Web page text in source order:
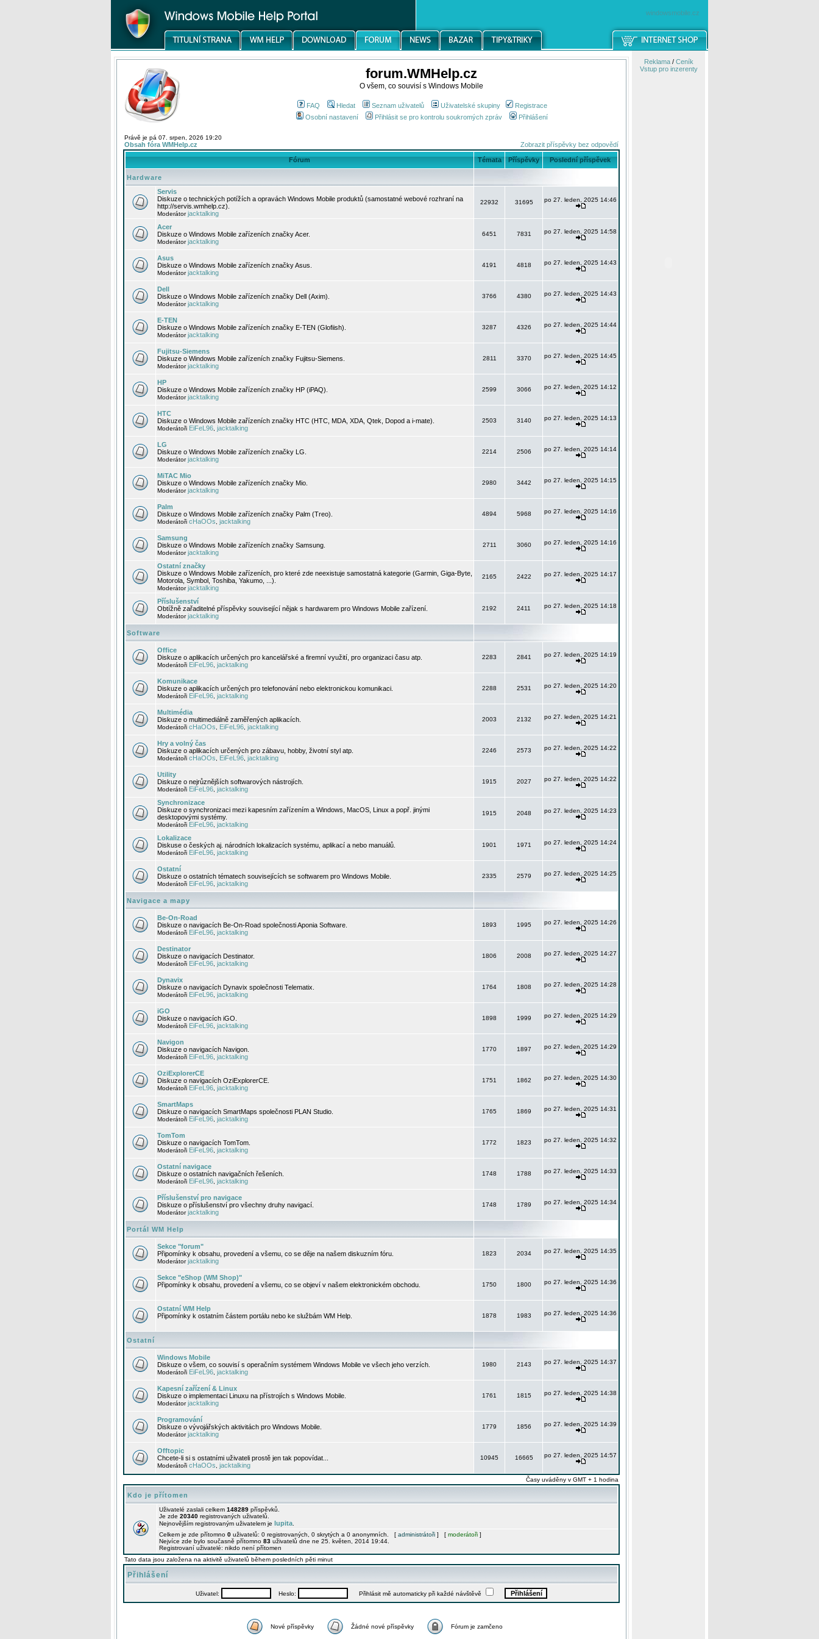
windowsmobile.cz
forum.WMHelp.cz
O všem, co souvisí s Windows Mobile
FAQ Hledat Seznam uživatelů Uživatelské skupiny
Registrace
Osobní nastavení
Přihlásit se pro kontrolu soukromých zpráv Přihlášení
Právě je pá 07. srpen, 2026 19:20
Obsah fóra WMHelp.cz Zobrazit příspěvky bez odpovědí
Fórum Témata Příspěvky Poslední příspěvek
Hardware
Servis
Diskuze o technických potížích a opravách Windows Mobile produktů (samostatné webové rozhraní na
http://servis.wmhelp.cz).
Moderátorjacktalking
22932 31695 po 27. leden, 2025 14:46
Acer
Diskuze o Windows Mobile zařízeních značky Acer.
Moderátorjacktalking
6451 7831 po 27. leden, 2025 14:58
Asus
Diskuze o Windows Mobile zařízeních značky Asus.
Moderátorjacktalking
4191 4818 po 27. leden, 2025 14:43
Dell
Diskuze o Windows Mobile zařízeních značky Dell (Axim).
Moderátorjacktalking
3766 4380 po 27. leden, 2025 14:43
E-TEN
Diskuze o Windows Mobile zařízeních značky E-TEN (Glofiish).
Moderátorjacktalking
3287 4326 po 27. leden, 2025 14:44
Fujitsu-Siemens
Diskuze o Windows Mobile zařízeních značky Fujitsu-Siemens.
Moderátorjacktalking
2811 3370 po 27. leden, 2025 14:45
HP
Diskuze o Windows Mobile zařízeních značky HP (iPAQ).
Moderátorjacktalking
2599 3066 po 27. leden, 2025 14:12
HTC
Diskuze o Windows Mobile zařízeních značky HTC (HTC, MDA, XDA, Qtek, Dopod a i-mate).
Moderátoři EiFeL96 jacktalking
2503 3140 po 27. leden, 2025 14:13
LG
Diskuze o Windows Mobile zařízeních značky LG.
Moderátorjacktalking
2214 2506 po 27. leden, 2025 14:14
MiTAC Mio
Diskuze o Windows Mobile zařízeních značky Mio.
Moderátorjacktalking
2980 3442 po 27. leden, 2025 14:15
Palm
Diskuze o Windows Mobile zařízeních značky Palm (Treo).
Moderátoři cHaOOs jacktalking
4894 5968 po 27. leden, 2025 14:16
Samsung
Diskuze o Windows Mobile zařízeních značky Samsung.
Moderátorjacktalking
2711 3060 po 27. leden, 2025 14:16
Ostatní značky
Diskuze o Windows Mobile zařízeních, pro které zde neexistuje samostatná kategorie (Garmin, Giga-Byte,
Motorola, Symbol, Toshiba, Yakumo, ...).
Moderátorjacktalking
2165 2422 po 27. leden, 2025 14:17
Příslušenství
Obtížně zařaditelné příspěvky související nějak s hardwarem pro Windows Mobile zařízení.
Moderátorjacktalking
2192 2411 po 27. leden, 2025 14:18
Software
Office
Diskuze o aplikacích určených pro kancelářské a firemní využití, pro organizaci času atp.
Moderátoři EiFeL96 jacktalking
2283 2841 po 27. leden, 2025 14:19
Komunikace
Diskuze o aplikacích určených pro telefonování nebo elektronickou komunikaci.
Moderátoři EiFeL96 jacktalking
2288 2531 po 27. leden, 2025 14:20
Multimédia
Diskuze o multimediálně zaměřených aplikacích.
Moderátoři cHaOOs EiFeL96 jacktalking
2003 2132 po 27. leden, 2025 14:21
Hry a volný čas
Diskuze o aplikacích určených pro zábavu, hobby, životní styl atp.
Moderátoři cHaOOs EiFeL96 jacktalking
2246 2573 po 27. leden, 2025 14:22
Utility
Diskuze o nejrůznějších softwarových nástrojích.
Moderátoři EiFeL96 jacktalking
1915 2027 po 27. leden, 2025 14:22
Synchronizace
Diskuze o synchronizaci mezi kapesním zařízením a Windows, MacOS, Linux a popř. jinými
desktopovými systémy.
Moderátoři EiFeL96 jacktalking
1915 2048 po 27. leden, 2025 14:23
Lokalizace
Diskuse o českých aj. národních lokalizacích systému, aplikací a nebo manuálů.
Moderátoři EiFeL96 jacktalking
1901 1971 po 27. leden, 2025 14:24
Ostatní
Diskuze o ostatních tématech souvisejících se softwarem pro Windows Mobile.
Moderátoři EiFeL96 jacktalking
2335 2579 po 27. leden, 2025 14:25
Navigace a mapy
Be-On-Road
Diskuze o navigacích Be-On-Road společnosti Aponia Software.
Moderátoři EiFeL96 jacktalking
1893 1995 po 27. leden, 2025 14:26
Destinator
Diskuze o navigacích Destinator.
Moderátoři EiFeL96 jacktalking
1806 2008 po 27. leden, 2025 14:27
Dynavix
Diskuze o navigacích Dynavix společnosti Telematix.
Moderátoři EiFeL96 jacktalking
1764 1808 po 27. leden, 2025 14:28
iGO
Diskuze o navigacích iGO.
Moderátoři EiFeL96 jacktalking
1898 1999 po 27. leden, 2025 14:29
Navigon
Diskuze o navigacích Navigon.
Moderátoři EiFeL96 jacktalking
1770 1897 po 27. leden, 2025 14:29
OziExplorerCE
Diskuze o navigacích OziExplorerCE.
Moderátoři EiFeL96 jacktalking
1751 1862 po 27. leden, 2025 14:30
SmartMaps
Diskuze o navigacích SmartMaps společnosti PLAN Studio.
Moderátoři EiFeL96 jacktalking
1765 1869 po 27. leden, 2025 14:31
TomTom
Diskuze o navigacích TomTom.
Moderátoři EiFeL96 jacktalking
1772 1823 po 27. leden, 2025 14:32
Ostatní navigace
Diskuze o ostatních navigačních řešeních.
Moderátoři EiFeL96 jacktalking
1748 1788 po 27. leden, 2025 14:33
Příslušenství pro navigace
Diskuze o příslušenství pro všechny druhy navigací.
Moderátorjacktalking
1748 1789 po 27. leden, 2025 14:34
Portál WM Help
Sekce "forum"
Připomínky k obsahu, provedení a všemu, co se děje na našem diskuzním fóru.
Moderátorjacktalking
1823 2034 po 27. leden, 2025 14:35
Sekce "eShop (WM Shop)"
Připomínky k obsahu, provedení a všemu, co se objeví v našem elektronickém obchodu.
1750 1800 po 27. leden, 2025 14:36
Ostatní WM Help
Připomínky k ostatním částem portálu nebo ke službám WM Help.
1878 1983 po 27. leden, 2025 14:36
Ostatní
Windows Mobile
Diskuze o všem, co souvisí s operačním systémem Windows Mobile ve všech jeho verzích.
Moderátoři EiFeL96 jacktalking
1980 2143 po 27. leden, 2025 14:37
Kapesní zařízení & Linux
Diskuze o implementaci Linuxu na přístrojích s Windows Mobile.
Moderátorjacktalking
1761 1815 po 27. leden, 2025 14:38
Programování
Diskuze o vývojářských aktivitách pro Windows Mobile.
Moderátorjacktalking
1779 1856 po 27. leden, 2025 14:39
Offtopic
Chcete-li si s ostatními uživateli prostě jen tak popovídat...
Moderátoři cHaOOs jacktalking
10945 16665 po 27. leden, 2025 14:57
Časy uváděny v GMT + 1 hodina
Kdo je přítomen
Uživatelé zaslali celkem 148289 příspěvků.
Je zde 20340 registrovaných uživatelů.
Nejnovějším registrovaným uživatelem je lupita
Celkem je zde přítomno 0 uživatelů: 0 registrovaných, 0 skrytých a 0 anonymních. [ administrátoři ] [ moderátoři ]
Nejvíce zde bylo současně přítomno 83 uživatelů dne ne 25. květen, 2014 19:44.
Registrovaní uživatelé: nikdo není přítomen
Tato data jsou založena na aktivitě uživatelů během posledních pěti minut
Přihlášení
Uživatel: Heslo: Přihlásit mě automaticky při každé návštěvě
Nové příspěvky Žádné nové příspěvky Fórum je zamčeno
Reklama/ Ceník
Vstup pro inzerenty